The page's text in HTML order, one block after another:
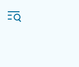
au
contenu